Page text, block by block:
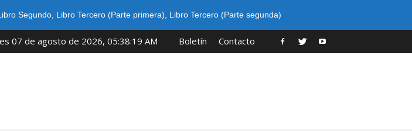
Segundo, Libro Tercero (Parte primera) Libro Tercero (Parte segunda)
07 de agosto de 2026, 05:38:19 AM Boletín Contacto